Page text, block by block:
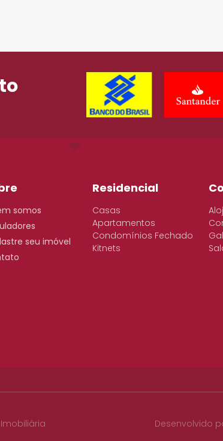
somos
seu imóvel
Residencial
Casas
Apartamentos
Condomínios Fechado
Kitnets
Desenvolvido